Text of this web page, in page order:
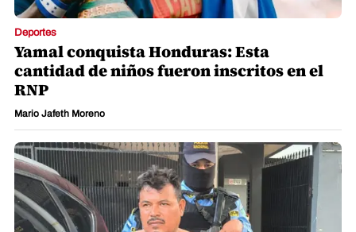
Deportes
Yamal conquista Honduras: Esta
cantidad de niños fueron inscritos en el
RNP
Mario Jafeth Moreno